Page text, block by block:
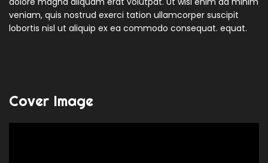
veniam, quis nostrud exerci tation ullamcorper suscipit
lobortis nisl ut aliquip ex ea commodo consequat. equat.
Cover Image